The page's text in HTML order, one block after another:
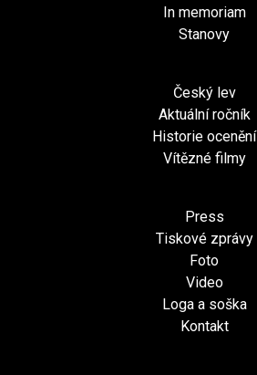
In memoriam
Stanovy
Český lev
Aktuální ročník
Historie ocenění
Vítězné filmy
Press
Tiskové zprávy
Foto
Video
Loga a soška
Kontakt